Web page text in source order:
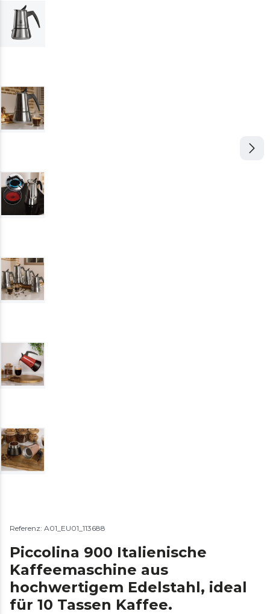
Referenz: A01_EU01_113688
Piccolina 900 Italienische
Kaffeemaschine aus
hochwertigem Edelstahl, ideal
für 10 Tassen Kaffee.